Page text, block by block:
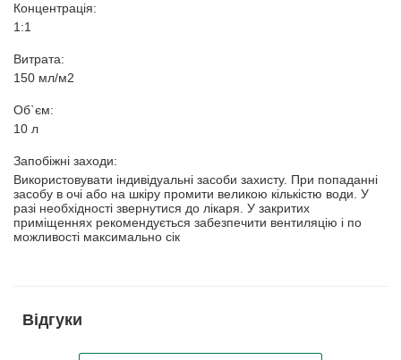
Концентрація:
1:1
Витрата:
150 мл/м2
Об`єм:
10 л
Запобіжні заходи:
Використовувати індивідуальні засоби захисту. При попаданні
засобу в очі або на шкіру промити великою кількістю води. У
разі необхідності звернутися до лікаря. У закритих
приміщеннях рекомендується забезпечити вентиляцію і по
можливості максимально сік
Відгуки